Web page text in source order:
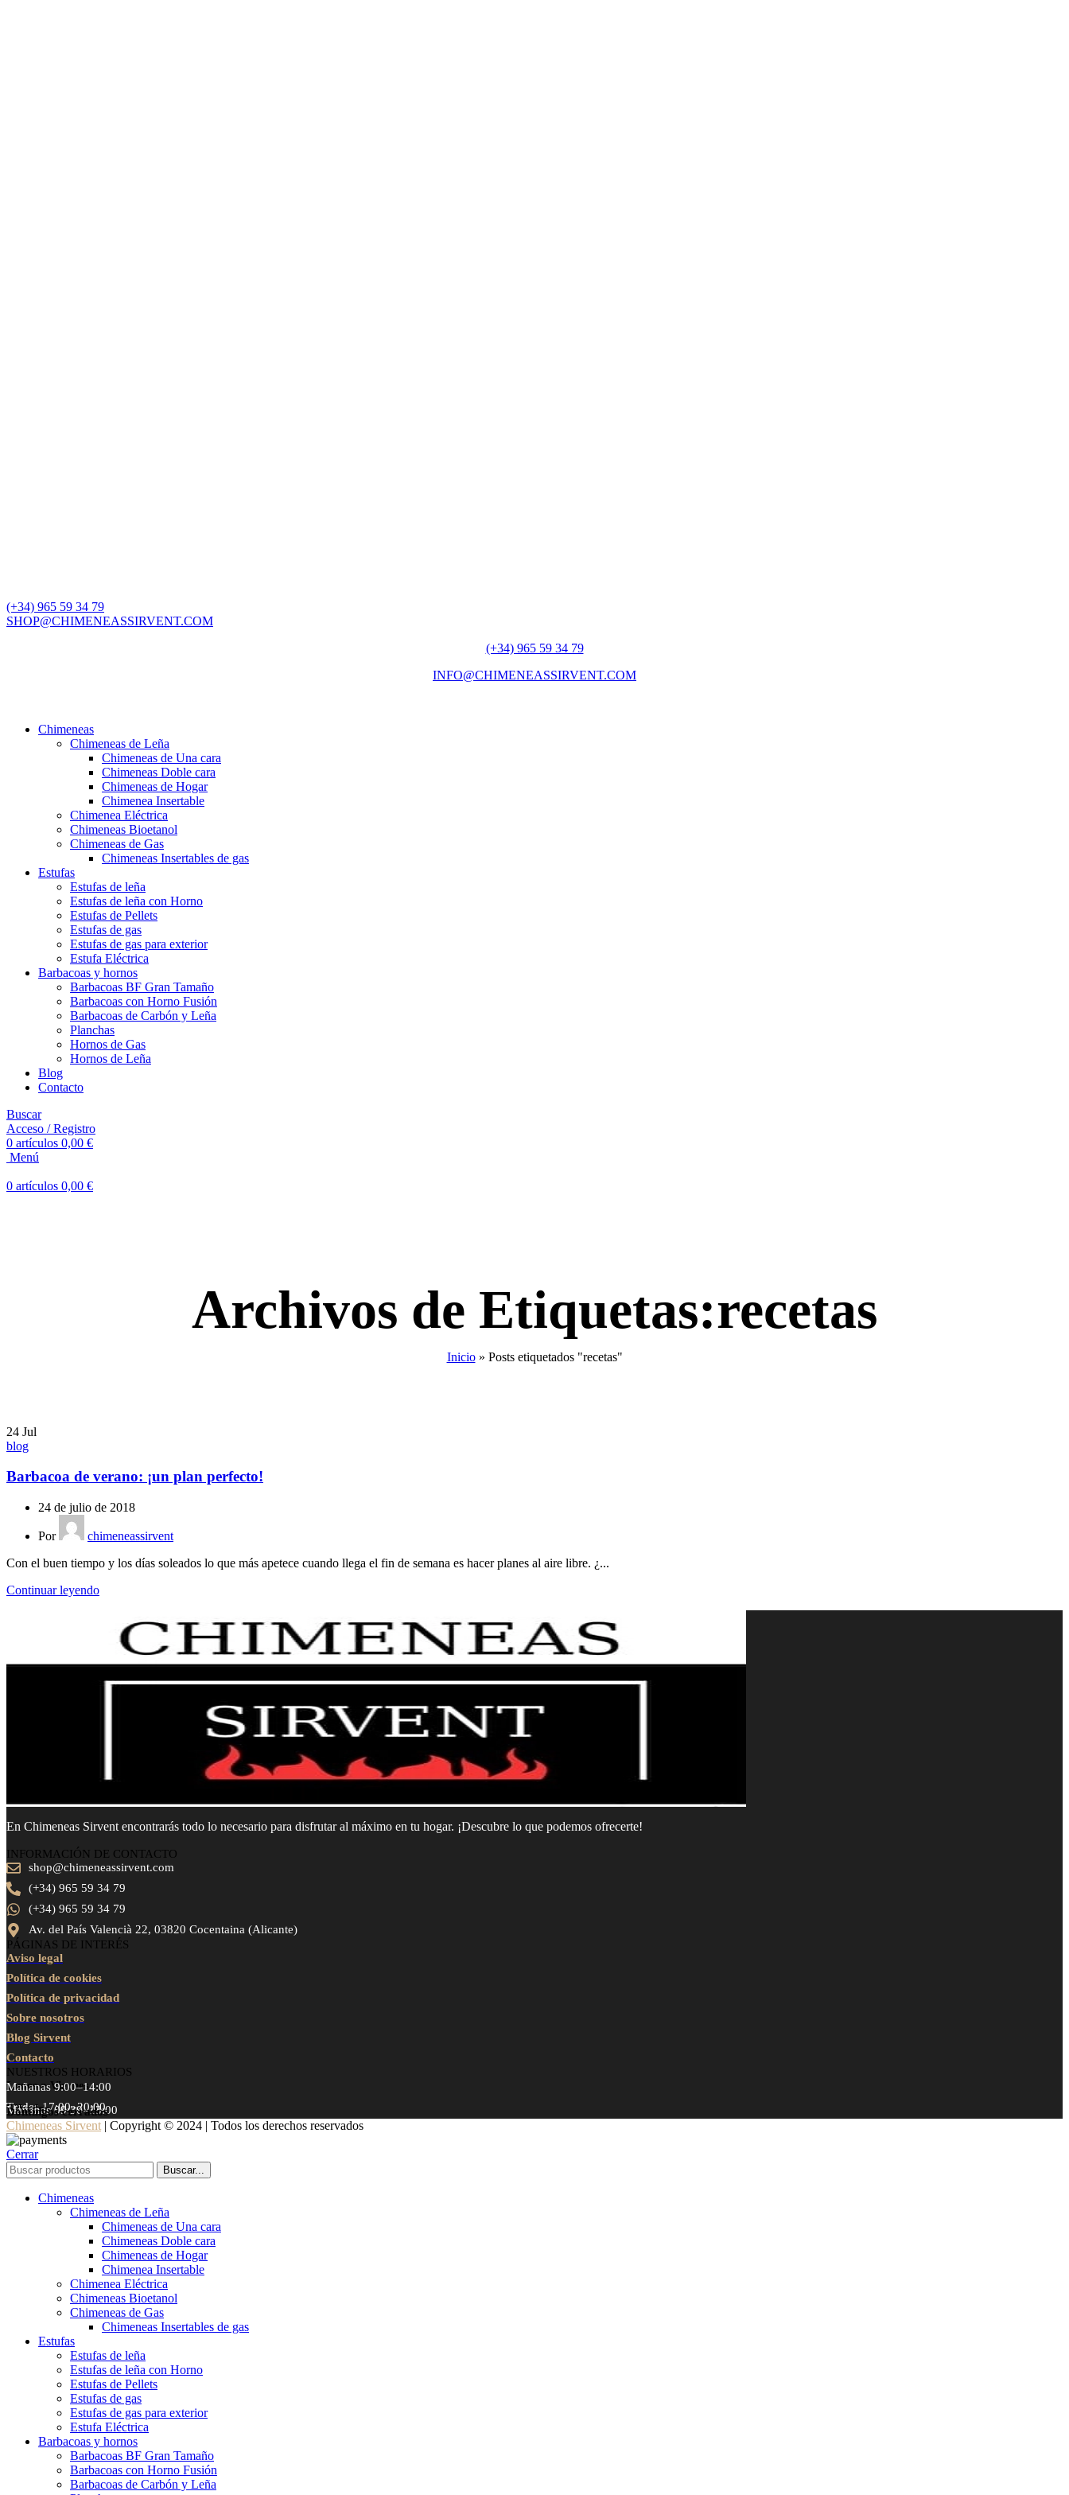
(+34) 965 59 34 79
SHOP@CHIMENEASSIRVENT.COM
(+34) 965 59 34 79
INFO@CHIMENEASSIRVENT.COM
Chimeneas
Chimeneas de Leña
Chimeneas de Una cara
Chimeneas Doble cara
Chimeneas de Hogar
Chimenea Insertable
Chimenea Eléctrica
Chimeneas Bioetanol
Chimeneas de Gas
Chimeneas Insertables de gas
Estufas
Estufas de leña
Estufas de leña con Horno
Estufas de Pellets
Estufas de gas
Estufas de gas para exterior
Estufa Eléctrica
Barbacoas y hornos
Barbacoas BF Gran Tamaño
Barbacoas con Horno Fusión
Barbacoas de Carbón y Leña
Planchas
Hornos de Gas
Hornos de Leña
Blog
Contacto
Buscar
Acceso / Registro
0 artículos 0,00 €
Menú
0 artículos 0,00 €
Archivos de Etiquetas:recetas
Inicio» Posts etiquetados "recetas"
24 Jul
blog
Barbacoa de verano: ¡un plan perfecto!
24 de julio de 2018
Por
chimeneassirvent
Con el buen tiempo y los días soleados lo que más apetece cuando llega el fin de semana es hacer planes al aire libre. ¿...
Continuar leyendo
En Chimeneas Sirvent encontrarás todo lo necesario para disfrutar al máximo en tu hogar. ¡Descubre lo que podemos ofrecerte!
INFORMACIÓN DE CONTACTO
shop@chimeneassirvent.com
(+34) 965 59 34 79
(+34) 965 59 34 79
Av. del País Valencià 22, 03820 Cocentaina (Alicante)
PÁGINAS DE INTERÉS
Aviso legal
Política de cookies
Política de privacidad
Sobre nosotros
Blog Sirvent
Contacto
NUESTROS HORARIOS
Lunes a Viernes
Mañanas 9:00–14:00
Tardes 17:00–20:00
Sábados
Mañanas 09:30–13:00
Domingos cerrados
Chimeneas Sirvent | Copyright © 2024 | Todos los derechos reservados
Cerrar
Buscar...
Chimeneas
Chimeneas de Leña
Chimeneas de Una cara
Chimeneas Doble cara
Chimeneas de Hogar
Chimenea Insertable
Chimenea Eléctrica
Chimeneas Bioetanol
Chimeneas de Gas
Chimeneas Insertables de gas
Estufas
Estufas de leña
Estufas de leña con Horno
Estufas de Pellets
Estufas de gas
Estufas de gas para exterior
Estufa Eléctrica
Barbacoas y hornos
Barbacoas BF Gran Tamaño
Barbacoas con Horno Fusión
Barbacoas de Carbón y Leña